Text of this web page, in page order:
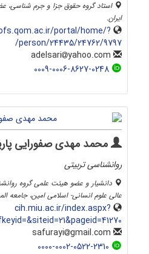
استاد گروه حقوق جزا و جرم شناسی،
ایران.
portal/home/?
person/24435/24762/9797/
yahoo.com
0009-0006-8627-0248
محمد مهدی صفورایی
روانشناسی تربیتی
دانشیار و عضو هیئت علمی گروه
عالی علوم انسانی- اسلامی امین، جامعه
cih.miu.ac.ir/index.aspx?
gmail.com
0000-0002-0522-2310